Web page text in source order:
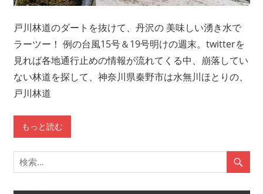
戸川林道のダートを抜けて、丹沢の 美味しい湧き水で
ラーツー！ 例の台風15号＆19号明けの週末。twitterを
見れば各地通行止めの情報が流れてくる中、崩落してい
ない林道を探して、神奈川県秦野市は水無川ほとりの、
戸川林道
もっと読む